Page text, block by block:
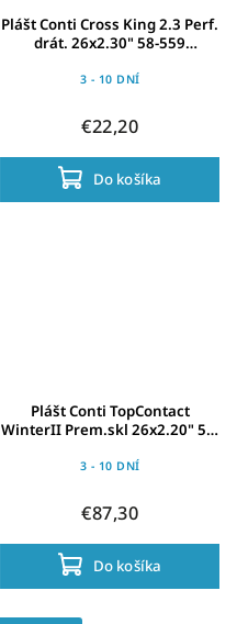
Plášt Conti Cross King 2.3 Perf.
drát. 26x2.30" 58-559
3 - 10 DNÍ
€22,20
Do košíka
Plášt Conti TopContact
WinterII Prem.skl 26x2.20" 55-
3 - 10 DNÍ
€87,30
Do košíka